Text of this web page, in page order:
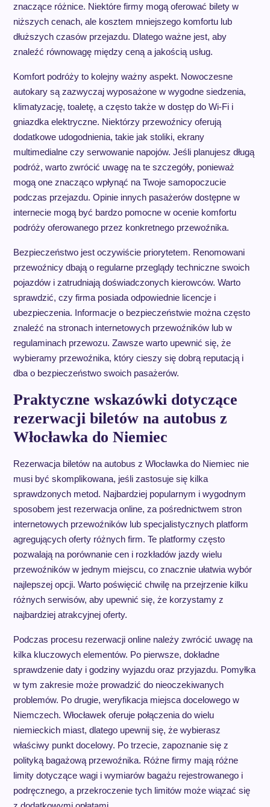
znaczące różnice. Niektóre firmy mogą oferować bilety w
niższych cenach, ale kosztem mniejszego komfortu lub
dłuższych czasów przejazdu. Dlatego ważne jest, aby
znaleźć równowagę między ceną a jakością usług.
Komfort podróży to kolejny ważny aspekt. Nowoczesne
autokary są zazwyczaj wyposażone w wygodne siedzenia,
klimatyzację, toaletę, a często także w dostęp do Wi-Fi i
gniazdka elektryczne. Niektórzy przewoźnicy oferują
dodatkowe udogodnienia, takie jak stoliki, ekrany
multimedialne czy serwowanie napojów. Jeśli planujesz długą
podróż, warto zwrócić uwagę na te szczegóły, ponieważ
mogą one znacząco wpłynąć na Twoje samopoczucie
podczas przejazdu. Opinie innych pasażerów dostępne w
internecie mogą być bardzo pomocne w ocenie komfortu
podróży oferowanego przez konkretnego przewoźnika.
Bezpieczeństwo jest oczywiście priorytetem. Renomowani
przewoźnicy dbają o regularne przeglądy techniczne swoich
pojazdów i zatrudniają doświadczonych kierowców. Warto
sprawdzić, czy firma posiada odpowiednie licencje i
ubezpieczenia. Informacje o bezpieczeństwie można często
znaleźć na stronach internetowych przewoźników lub w
regulaminach przewozu. Zawsze warto upewnić się, że
wybieramy przewoźnika, który cieszy się dobrą reputacją i
dba o bezpieczeństwo swoich pasażerów.
Praktyczne wskazówki dotyczące
rezerwacji biletów na autobus z
Włocławka do Niemiec
Rezerwacja biletów na autobus z Włocławka do Niemiec nie
musi być skomplikowana, jeśli zastosuje się kilka
sprawdzonych metod. Najbardziej popularnym i wygodnym
sposobem jest rezerwacja online, za pośrednictwem stron
internetowych przewoźników lub specjalistycznych platform
agregujących oferty różnych firm. Te platformy często
pozwalają na porównanie cen i rozkładów jazdy wielu
przewoźników w jednym miejscu, co znacznie ułatwia wybór
najlepszej opcji. Warto poświęcić chwilę na przejrzenie kilku
różnych serwisów, aby upewnić się, że korzystamy z
najbardziej atrakcyjnej oferty.
Podczas procesu rezerwacji online należy zwrócić uwagę na
kilka kluczowych elementów. Po pierwsze, dokładne
sprawdzenie daty i godziny wyjazdu oraz przyjazdu. Pomyłka
w tym zakresie może prowadzić do nieoczekiwanych
problemów. Po drugie, weryfikacja miejsca docelowego w
Niemczech. Włocławek oferuje połączenia do wielu
niemieckich miast, dlatego upewnij się, że wybierasz
właściwy punkt docelowy. Po trzecie, zapoznanie się z
polityką bagażową przewoźnika. Różne firmy mają różne
limity dotyczące wagi i wymiarów bagażu rejestrowanego i
podręcznego, a przekroczenie tych limitów może wiązać się